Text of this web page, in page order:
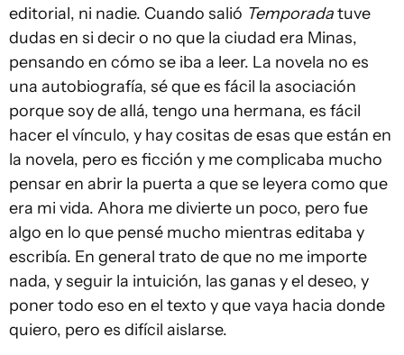
editorial, ni nadie. Cuando salió Temporadatuve
dudas en si decir o no que la ciudad era Minas,
pensando en cómo se iba a leer. La novela no es
una autobiografía, sé que es fácil la asociación
porque soy de allá, tengo una hermana, es fácil
hacer el vínculo, y hay cositas de esas que están en
la novela, pero es ficción y me complicaba mucho
pensar en abrir la puerta a que se leyera como que
era mi vida. Ahora me divierte un poco, pero fue
algo en lo que pensé mucho mientras editaba y
escribía. En general trato de que no me importe
nada, y seguir la intuición, las ganas y el deseo, y
poner todo eso en el texto y que vaya hacia donde
quiero, pero es difícil aislarse.